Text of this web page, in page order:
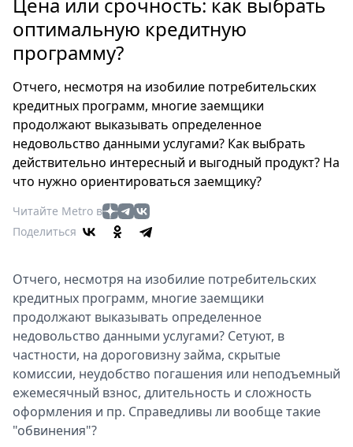
Россия
Здоровье
Еда
Туризм
Мода
Театр
Кино
Афиша
Книги
Выставки
релизы
О
Metro
Стримы
Спецпроекты
Звезды
Выборы
2026
оптимальную кредитную
программу?
Отчего, несмотря на изобилие потребительских
кредитных программ, многие заемщики
продолжают выказывать определенное
недовольство данными услугами? Как выбрать
действительно интересный и выгодный продукт? На
что нужно ориентироваться заемщику?
Читайте Metro в
Поделиться
Отчего, несмотря на изобилие потребительских
кредитных программ, многие заемщики
продолжают выказывать определенное
недовольство данными услугами? Сетуют, в
частности, на дороговизну займа, скрытые
комиссии, неудобство погашения или неподъемный
ежемесячный взнос, длительность и сложность
оформления и пр. Справедливы ли вообще такие
"обвинения"?